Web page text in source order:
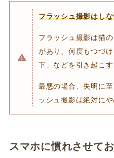
フラッシュ撮影はしな
フラッシュ撮影は猫
があり、何度もつづ
下」などを引き起こす
最悪の場合、失明に
ッシュ撮影は絶対にや
スマホに慣れさせてお